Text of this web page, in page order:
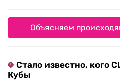
Объясняем
Стало известно, кого
Кубы